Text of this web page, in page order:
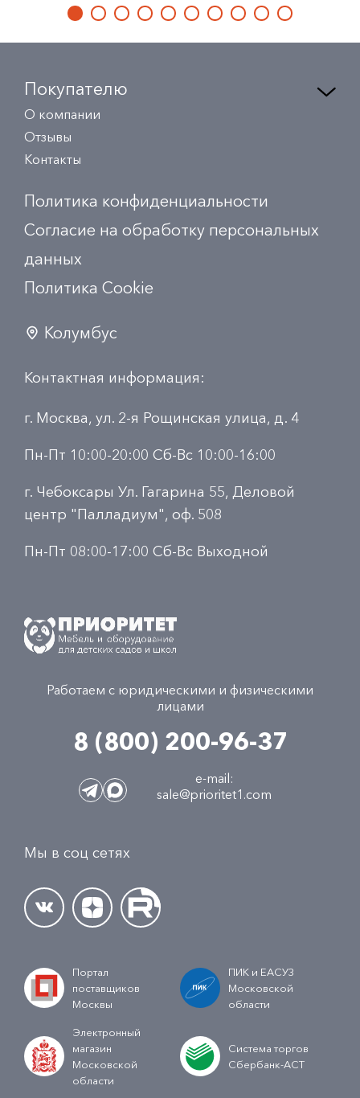
Покупателю
О компании
Отзывы
Контакты
Политика конфиденциальности
Согласие на обработку персональных
данных
Политика Сookie
Колумбус
Контактная информация:
г. Москва, ул. 2-я Рощинская улица, д. 4
Пн-Пт 10:00-20:00 Сб-Вс 10:00-16:00
г. Чебоксары Ул. Гагарина 55, Деловой
центр "Палладиум", оф. 508
Пн-Пт 08:00-17:00 Сб-Вс Выходной
Работаем с юридическими и физическими
лицами
8 (800) 200-96-37
e-mail:
sale@prioritet1.com
Мы в соц сетях
Портал
поставщиков
Москвы
ПИК и ЕАСУЗ
Московской
области
Электронный
магазин
Московской
области
Система торгов
Сбербанк-АСТ